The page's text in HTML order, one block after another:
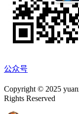
公众号
Copyright © 2025
Rights Reserved